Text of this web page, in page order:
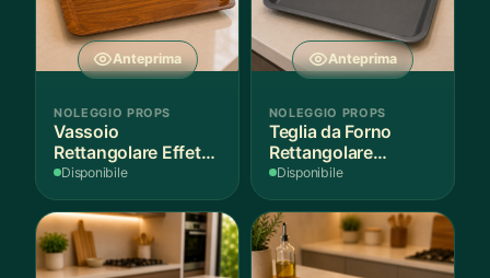
Anteprima
NOLEGGIO PROPS
Vassoio
Rettangolare Effetto
Legno
Disponibile
Anteprima
NOLEGGIO PROPS
Teglia da Forno
Rettangolare
Antiaderente
Disponibile